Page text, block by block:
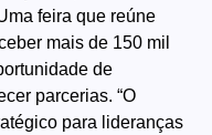
feira que reúne
mais de 150 mil
de
parcerias. “O
para lideranças